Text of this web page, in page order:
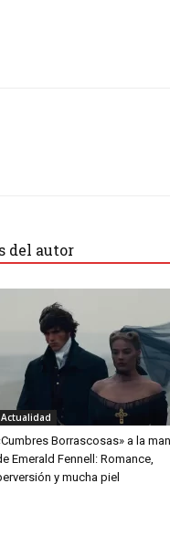
del autor
Actualidad
Borrascosas» a la
Emerald Fennell: Romance,
y mucha piel